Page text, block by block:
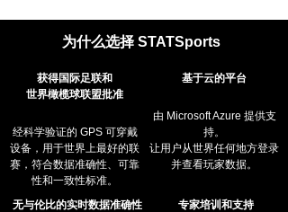
获得国际足联和
世界橄榄球联盟批准
经科学验证的 GPS 可穿戴
设备，用于世界上最好的联
赛，符合数据准确性、可靠
性和一致性标准。
基于云的平台
由 Microsoft Azure 提供支
持。
让用户从世界任何地方登录
并查看玩家数据。
无与伦比的实时数据准确性 专家培训和支持
为什么选择 STATSports